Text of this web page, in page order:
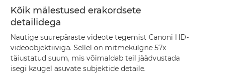
Kõik mälestused erakordsete
detailidega
Nautige suurepäraste videote tegemist Canoni HD-
videoobjektiiviga. Sellel on mitmekülgne 57x
täiustatud suum, mis võimaldab teil jäädvustada
isegi kaugel asuvate subjektide detaile.